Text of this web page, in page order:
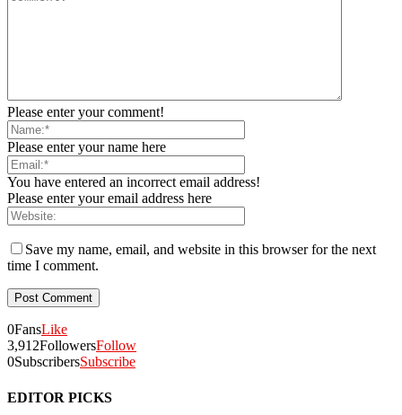
Please enter your comment!
Please enter your name here
You have entered an incorrect email address!
Please enter your email address here
Save my name, email, and website in this browser for the next
time I comment.
0FansLike
3,912FollowersFollow
0SubscribersSubscribe
EDITOR PICKS